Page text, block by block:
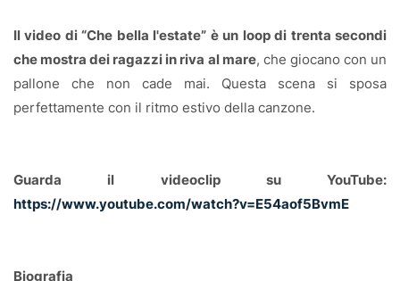
Il video di “Che bella l'estate” è un loop di trenta secondi
che mostra dei ragazzi in riva al mare, che giocano con un
pallone che non cade mai. Questa scena si sposa
perfettamente con il ritmo estivo della canzone.
Guarda il videoclip su YouTube:
https://www.youtube.com/watch?v=E54aof5BvmE
Biografia